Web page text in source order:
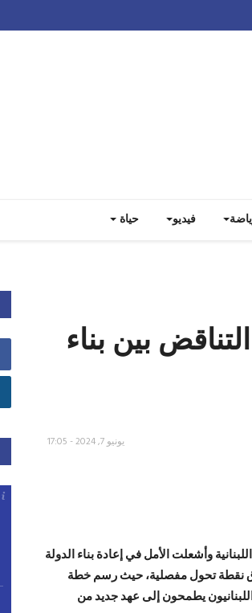
فيديو حياة
بين بناء
يونيو 7, 2024 - 17:05
اللبنانية وأشعلت الأمل في إعادة بناء الدولة
نقطة تحول مفصلية، حيث رسم خطة
يطمحون إلى عهد جديد من